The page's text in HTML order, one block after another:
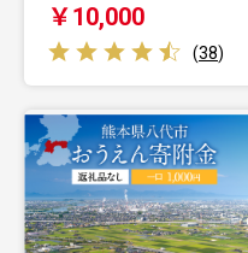
￥10,000
(38)